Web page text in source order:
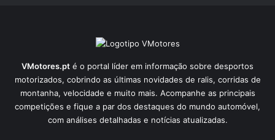
VMotores.pt é o portal líder em informação sobre desportos
motorizados, cobrindo as últimas novidades de ralis, corridas de
montanha, velocidade e muito mais. Acompanhe as principais
competições e fique a par dos destaques do mundo automóvel,
com análises detalhadas e notícias atualizadas.